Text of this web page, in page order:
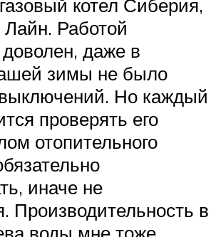
котел Сиберия,
Работой
даже в
зимы не было
Но каждый
проверять его
отопительного
иначе не
Производительность в